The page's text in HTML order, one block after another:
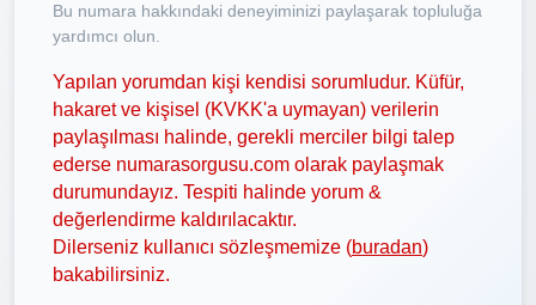
Bu numara hakkındaki deneyiminizi paylaşarak topluluğa
yardımcı olun.
Yapılan yorumdan kişi kendisi sorumludur. Küfür,
hakaret ve kişisel (KVKK'a uymayan) verilerin
paylaşılması halinde, gerekli merciler bilgi talep
ederse numarasorgusu.com olarak paylaşmak
durumundayız. Tespiti halinde yorum &
değerlendirme kaldırılacaktır.
Dilerseniz kullanıcı sözleşmemize (buradan)
bakabilirsiniz.